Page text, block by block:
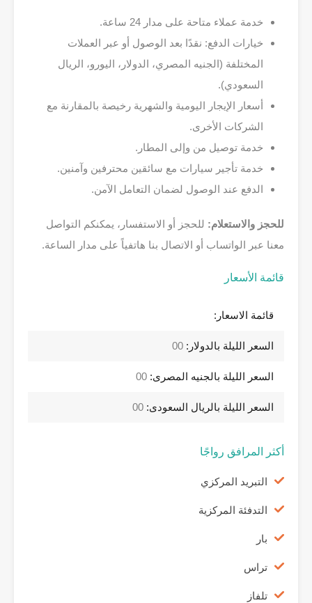
خدمة عملاء متاحة على مدار 24 ساعة.
خيارات الدفع: نقدًا بعد الوصول أو عبر العملات
المختلفة (الجنيه المصري، الدولار، اليورو، الريال
السعودي).
أسعار الإيجار اليومية والشهرية رخيصة بالمقارنة مع
الشركات الأخرى.
خدمة توصيل من وإلى المطار.
خدمة تأجير سيارات مع سائقين محترفين وآمنين.
الدفع عند الوصول لضمان التعامل الآمن.
للحجز والاستعلام: للحجز أو الاستفسار، يمكنكم التواصل
معنا عبر الواتساب أو الاتصال بنا هاتفياً على مدار الساعة.
قائمة الأسعار
قائمة الاسعار:
السعر الليلة بالدولار: 00
السعر الليلة بالجنيه المصرى: 00
السعر الليلة بالريال السعودى: 00
أكثر المرافق رواجًا
التبريد المركزي
التدفئة المركزية
بار
تراس
تلفاز